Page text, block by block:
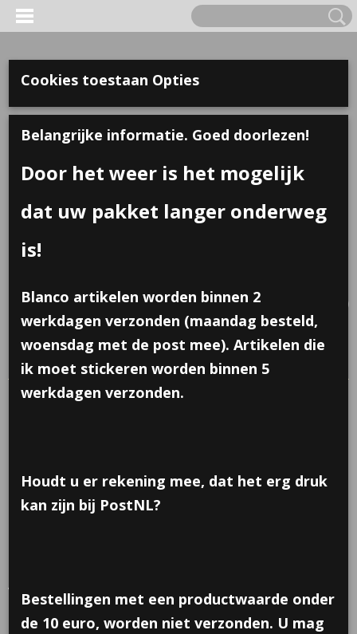
Geen producten
(0)
Home>Traktaties>Plakbandhouder in de vorm van een
legoblok
vorm van een legoblok
€ 1,25
Cookies toestaan Opties
Belangrijke informatie. Goed doorlezen!
Door het weer is het mogelijk
dat uw pakket langer onderweg
is!
Blanco artikelen worden binnen 2
werkdagen verzonden (maandag besteld,
woensdag met de post mee). Artikelen die
ik moet stickeren worden binnen 5
werkdagen verzonden.
Houdt u er rekening mee, dat het erg druk
kan zijn bij PostNL?
Bestellingen met een productwaarde onder
de 10 euro, worden niet verzonden. U mag